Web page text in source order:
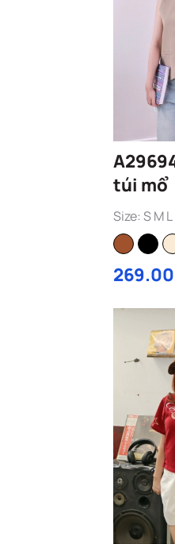
túi mổ
Size: S M L